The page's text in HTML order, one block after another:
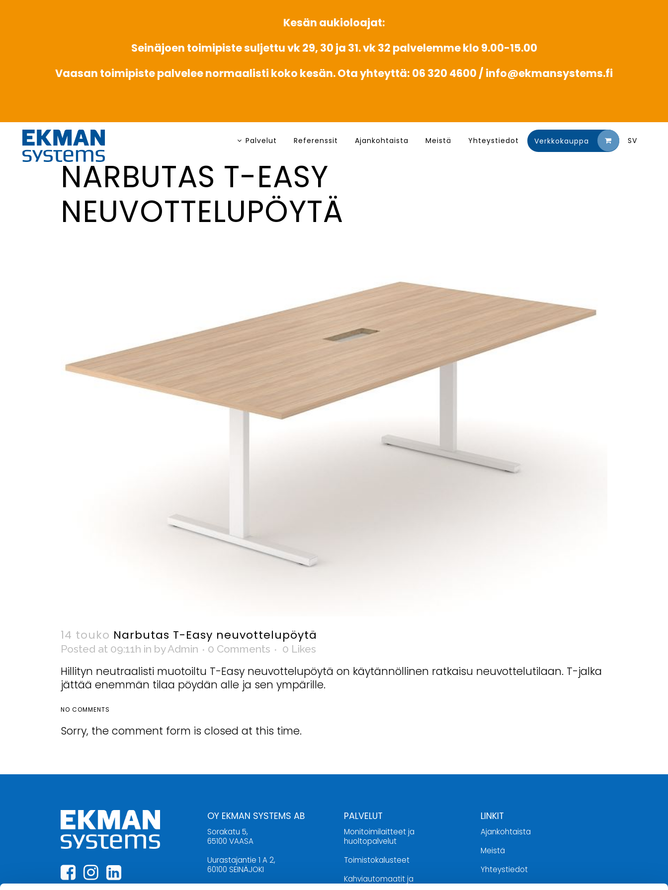
Kesän aukioloajat:
Seinäjoen toimipiste suljettu vk 29, 30 ja 31. vk 32 palvelemme klo 9.00-15.00
Vaasan toimipiste palvelee normaalisti koko kesän. Ota yhteyttä: 06 320 4600 / info@ekmansystems.fi
Palvelut Referenssit Ajankohtaista Meistä Yhteystiedot Verkkokauppa SV
NARBUTAS T-EASY
NEUVOTTELUPÖYTÄ
14 touko Narbutas T-Easy neuvottelupöytä
Posted at 09:11h in byAdmin 0 Comments 0 Likes
Hillityn neutraalisti muotoiltu T-Easy neuvottelupöytä on käytännöllinen ratkaisu neuvottelutilaan. T-jalka
jättää enemmän tilaa pöydän alle ja sen ympärille.
NO COMMENTS
Sorry, the comment form is closed at this time.
OY EKMAN SYSTEMS AB
Sorakatu 5,
65100 VAASA
Uurastajantie 1 A 2,
60100 SEINÄJOKI
PALVELUT
Monitoimilaitteet ja
huoltopalvelut
Toimistokalusteet
Kahviautomaatit ja
LINKIT
Ajankohtaista
Meistä
Yhteystiedot